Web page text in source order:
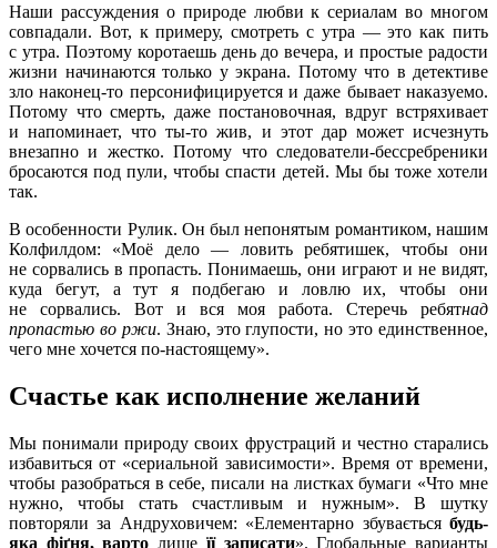
Наши рассуждения о природе любви к сериалам во многом
совпадали. Вот, к примеру, смотреть с утра — это как пить
с утра. Поэтому коротаешь день до вечера, и простые радости
жизни начинаются только у экрана. Потому что в детективе
зло наконец-то персонифицируется и даже бывает наказуемо.
Потому что смерть, даже постановочная, вдруг встряхивает
и напоминает, что ты-то жив, и этот дар может исчезнуть
внезапно и жестко. Потому что следователи-бессребреники
бросаются под пули, чтобы спасти детей. Мы бы тоже хотели
так.
В особенности Рулик. Он был непонятым романтиком, нашим
Колфилдом: «Моё дело — ловить ребятишек, чтобы они
не сорвались в пропасть. Понимаешь, они играют и не видят,
куда бегут, а тут я подбегаю и ловлю их, чтобы они
не сорвались. Вот и вся моя работа. Стеречь ребятнад
пропастью во ржи. Знаю, это глупости, но это единственное,
чего мне хочется по-настоящему».
Счастье как исполнение желаний
Мы понимали природу своих фрустраций и честно старались
избавиться от «сериальной зависимости». Время от времени,
чтобы разобраться в себе, писали на листках бумаги «Что мне
нужно, чтобы стать счастливым и нужным». В шутку
повторяли за Андруховичем: «Елементарно збувається будь-
яка фіґня, варто лише її записати». Глобальные варианты